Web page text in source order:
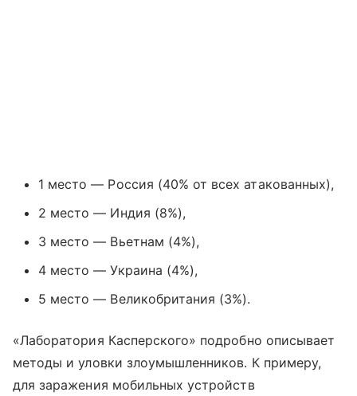
1 место — Россия (40% от всех атакованных),
2 место — Индия (8%),
3 место — Вьетнам (4%),
4 место — Украина (4%),
5 место — Великобритания (3%).
«Лаборатория Касперского» подробно описывает
методы и уловки злоумышленников. К примеру,
для заражения мобильных устройств